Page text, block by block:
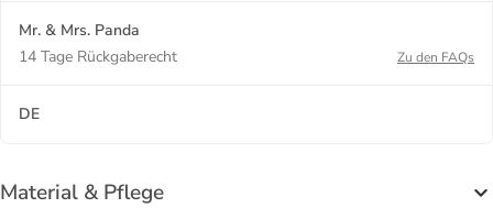
Mr. & Mrs. Panda
14 Tage Rückgaberecht
Zu den FAQs
DE
Material & Pflege